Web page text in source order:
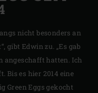
nicht besonders an
gibt Edwin zu. „Es gab
angeschafft hatten. Ich
Bis es hier 2014 eine
Green Eggs gekocht